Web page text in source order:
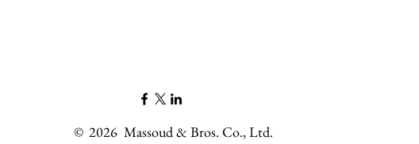
© 2026 Massoud & Bros. Co., Ltd.